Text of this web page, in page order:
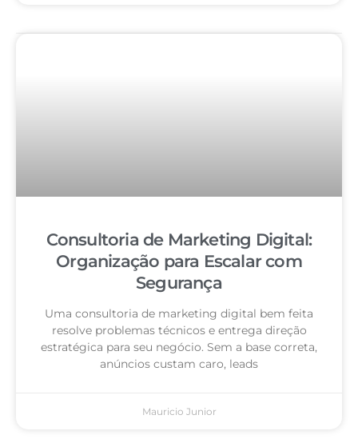
Consultoria de Marketing Digital:
Organização para Escalar com
Segurança
Uma consultoria de marketing digital bem feita
resolve problemas técnicos e entrega direção
estratégica para seu negócio. Sem a base correta,
anúncios custam caro, leads
Mauricio Junior